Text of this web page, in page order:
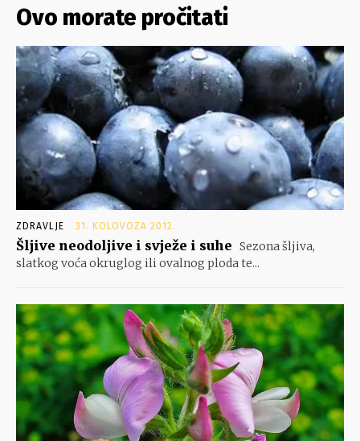
Ovo morate pročitati
ZDRAVLJE 31. KOLOVOZA 2012.
Šljive neodoljive i svježe i suhe Sezona šljiva,
slatkog voća okruglog ili ovalnog ploda te...